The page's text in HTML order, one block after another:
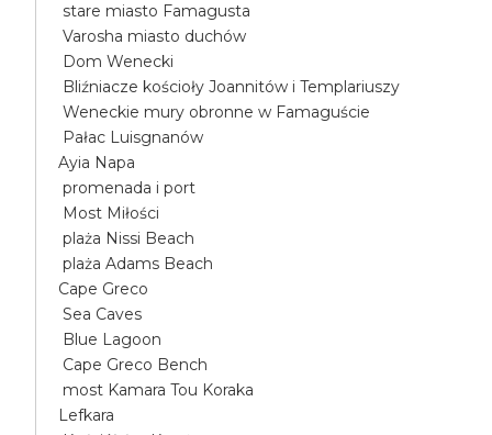
stare miasto Famagusta
Varosha miasto duchów
Dom Wenecki
Bliźniacze kościoły Joannitów i Templariuszy
Weneckie mury obronne w Famaguście
Pałac Luisgnanów
Ayia Napa
promenada i port
Most Miłości
plaża Nissi Beach
plaża Adams Beach
Cape Greco
Sea Caves
Blue Lagoon
Cape Greco Bench
most Kamara Tou Koraka
Lefkara